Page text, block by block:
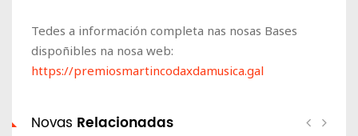
Tedes a información completa nas nosas Bases
dispoñibles na nosa web:
https://premiosmartincodaxdamusica.gal
Novas Relacionadas